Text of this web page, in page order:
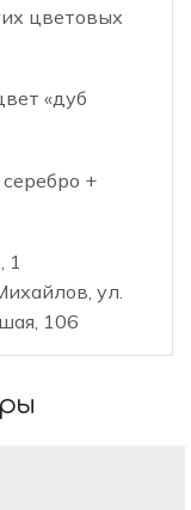
цветовых
«дуб
+
1
ул.
106